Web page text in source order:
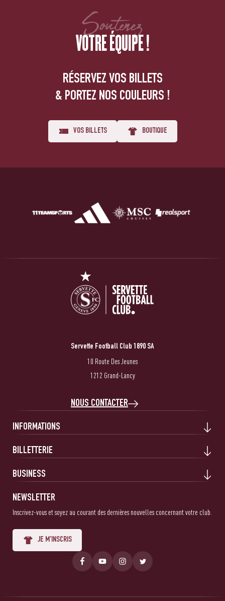
Soutenez
VOTRE ÉQUIPE !
RÉSERVEZ VOS BILLETS
& PORTEZ NOS COULEURS !
VOS BILLETS BOUTIQUE
Servette Football Club 1890 SA
10 Route Des Jeunes
1212 Grand-Lancy
NOUS CONTACTER
INFORMATIONS
BILLETTERIE
BUSINESS
NEWSLETTER
Inscrivez-vous et soyez au courant des dernières nouvelles concernant votre club.
JE M'INSCRIS